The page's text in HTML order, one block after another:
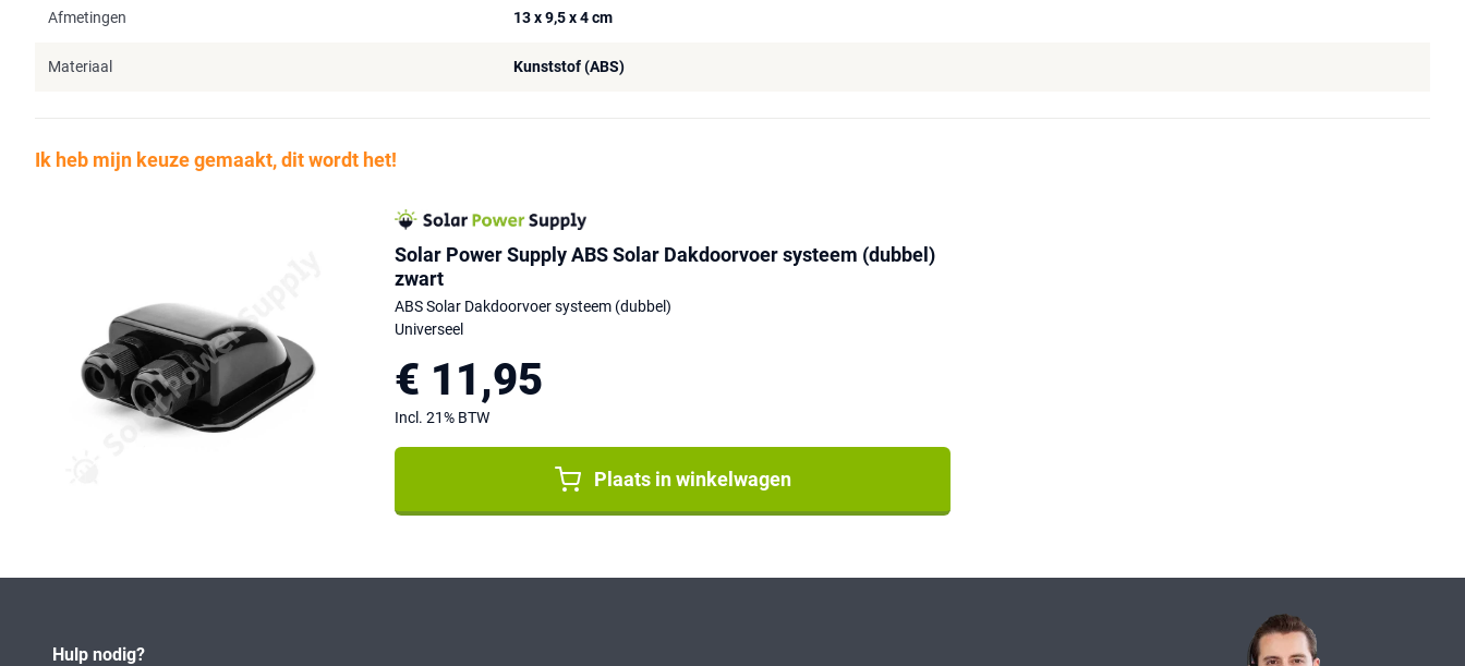
Afmetingen 13 x 9,5 x 4 cm
Materiaal Kunststof (ABS)
Ik heb mijn keuze gemaakt, dit wordt het!
Solar Power Supply ABS Solar Dakdoorvoer systeem (dubbel)
zwart
ABS Solar Dakdoorvoer systeem (dubbel)
Universeel
€ 11,95
Incl. 21% BTW
Plaats in winkelwagen
Hulp nodig?